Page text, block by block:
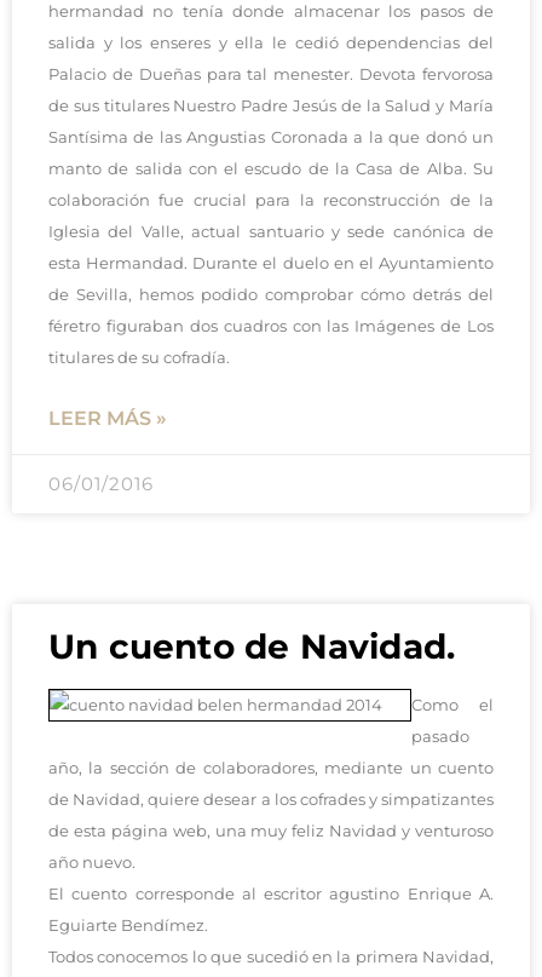
hermandad no tenía donde almacenar los pasos de
salida y los enseres y ella le cedió dependencias del
Palacio de Dueñas para tal menester. Devota fervorosa
de sus titulares Nuestro Padre Jesús de la Salud y María
Santísima de las Angustias Coronada a la que donó un
manto de salida con el escudo de la Casa de Alba. Su
colaboración fue crucial para la reconstrucción de la
Iglesia del Valle, actual santuario y sede canónica de
esta Hermandad. Durante el duelo en el Ayuntamiento
de Sevilla, hemos podido comprobar cómo detrás del
féretro figuraban dos cuadros con las Imágenes de Los
titulares de su cofradía.
LEER MÁS »
06/01/2016
Un cuento de Navidad.
Como el
pasado
año, la sección de colaboradores, mediante un cuento
de Navidad, quiere desear a los cofrades y simpatizantes
de esta página web, una muy feliz Navidad y venturoso
año nuevo.
El cuento corresponde al escritor agustino Enrique A.
Eguiarte Bendímez.
Todos conocemos lo que sucedió en la primera Navidad,